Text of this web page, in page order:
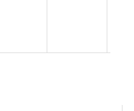
R
M